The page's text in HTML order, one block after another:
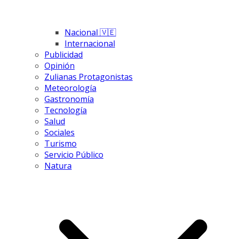
Nacional 🇻🇪
Internacional
Publicidad
Opinión
Zulianas Protagonistas
Meteorología
Gastronomía
Tecnología
Salud
Sociales
Turismo
Servicio Público
Natura